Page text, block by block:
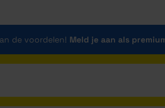
de voordelen! Meld je aan als